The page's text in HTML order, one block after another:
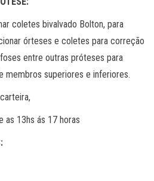
coletes bivalvado Bolton, para
órteses e coletes para correção
entre outras próteses para
membros superiores e inferiores.
as 13hs ás 17 horas